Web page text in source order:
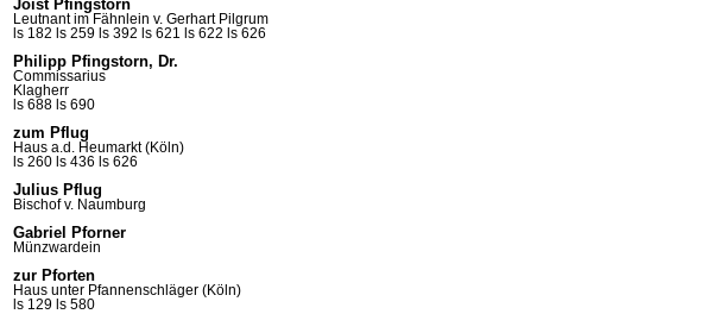
Joist Pfingstorn
Leutnant im Fähnlein v. Gerhart Pilgrum
ls 182 ls 259 ls 392 ls 621 ls 622 ls 626
Philipp Pfingstorn, Dr.
Commissarius
Klagherr
ls 688 ls 690
zum Pflug
Haus a.d. Heumarkt (Köln)
ls 260 ls 436 ls 626
Julius Pflug
Bischof v. Naumburg
Gabriel Pforner
Münzwardein
zur Pforten
Haus unter Pfannenschläger (Köln)
ls 129 ls 580